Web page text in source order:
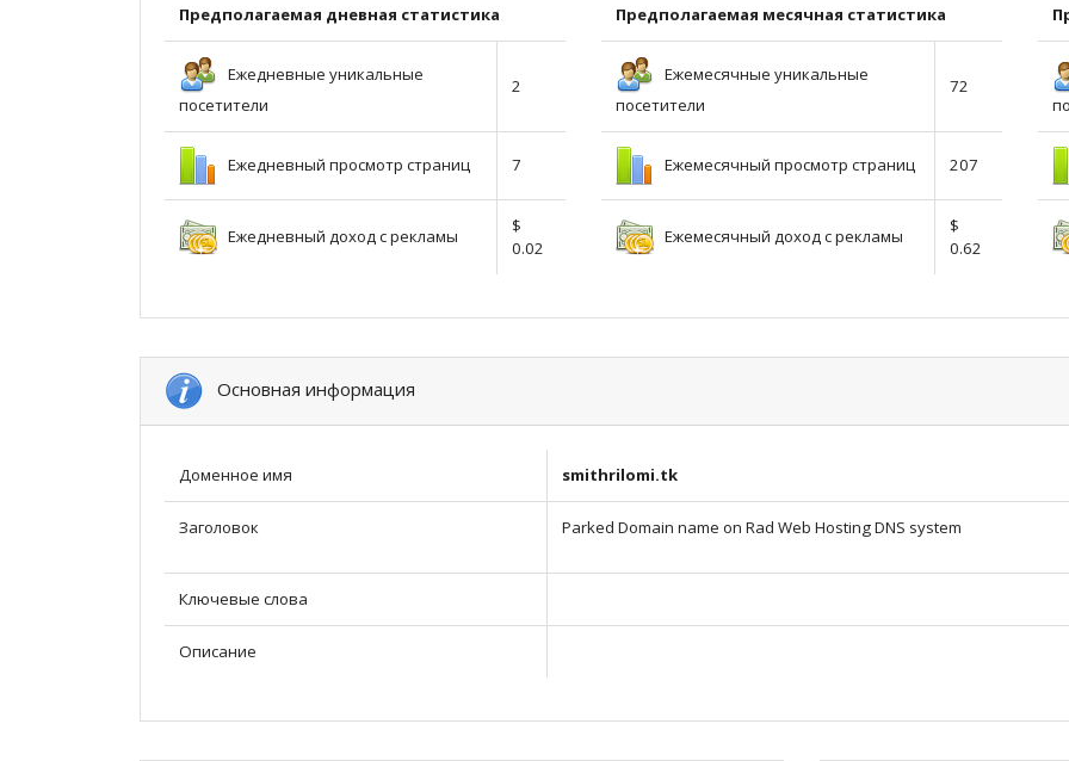
Предполагаемая дневная статистика
Ежедневные уникальные
посетители
2
Ежедневный просмотр страниц 7
Ежедневный доход с рекламы
$
0.02
Предполагаемая месячная статистика
Ежемесячные уникальные
посетители
72
Ежемесячный просмотр страниц 207
Ежемесячный доход с рекламы
$
0.62
Основная информация
Доменное имя smithrilomi.tk
Заголовок Parked Domain name on Rad Web Hosting DNS system
Ключевые слова
Описание